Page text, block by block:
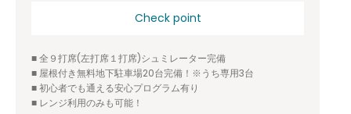
Check point
■ 全９打席(左打席１打席)シュミレーター完備
■ 屋根付き無料地下駐車場20台完備！※うち専用3台
■ 初心者でも通える安心プログラム有り
■ レンジ利用のみも可能！